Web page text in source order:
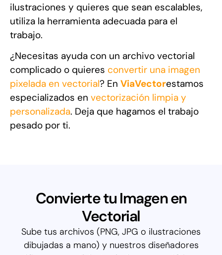
ilustraciones y quieres que sean escalables,
utiliza la herramienta adecuada para el
trabajo.
¿Necesitas ayuda con un archivo vectorial
complicado o quieres convertir una imagen
pixelada en vectorial? En ViaVectorestamos
especializados en vectorización limpia y
personalizada. Deja que hagamos el trabajo
pesado por ti.
Convierte tu Imagen en
Vectorial
Sube tus archivos (PNG, JPG o ilustraciones
dibujadas a mano) y nuestros diseñadores